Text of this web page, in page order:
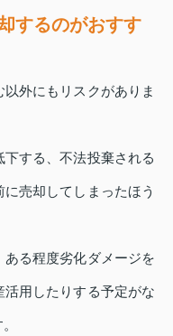
するのがおすす
外にもリスクがありま
する、不法投棄される
売却してしまったほう
る程度劣化ダメージを
用したりする予定がな